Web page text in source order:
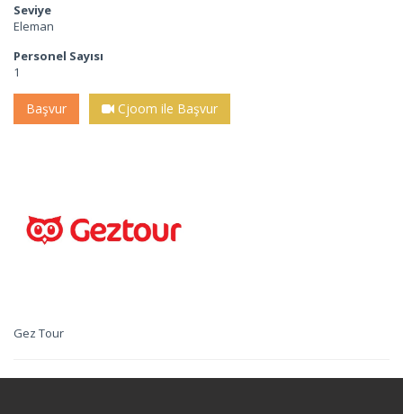
Seviye
Eleman
Personel Sayısı
1
Başvur Cjoom ile Başvur
Gez Tour